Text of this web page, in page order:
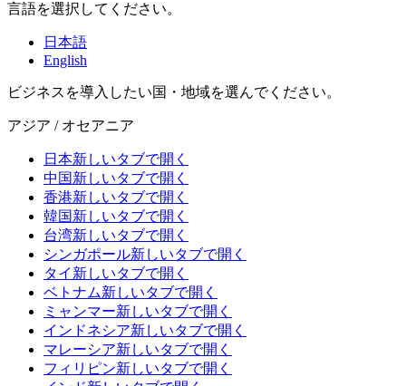
言語を選択してください。
日本語
English
ビジネスを導入したい国・地域を選んでください。
アジア / オセアニア
日本新しいタブで開く
中国新しいタブで開く
香港新しいタブで開く
韓国新しいタブで開く
台湾新しいタブで開く
シンガポール新しいタブで開く
タイ 新しいタブで開く
ベトナム新しいタブで開く
ミャンマー新しいタブで開く
インドネシア新しいタブで開く
マレーシア新しいタブで開く
フィリピン新しいタブで開く